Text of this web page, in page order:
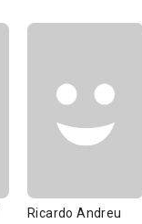
Ricardo Andreu